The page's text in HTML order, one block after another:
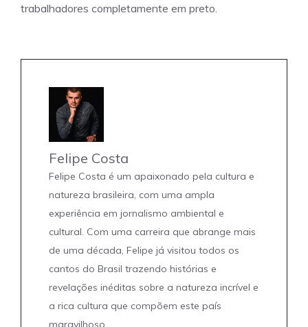
trabalhadores completamente em preto.
Felipe Costa
Felipe Costa é um apaixonado pela cultura e
natureza brasileira, com uma ampla
experiência em jornalismo ambiental e
cultural. Com uma carreira que abrange mais
de uma década, Felipe já visitou todos os
cantos do Brasil trazendo histórias e
revelações inéditas sobre a natureza incrível e
a rica cultura que compõem este país
maravilhoso.